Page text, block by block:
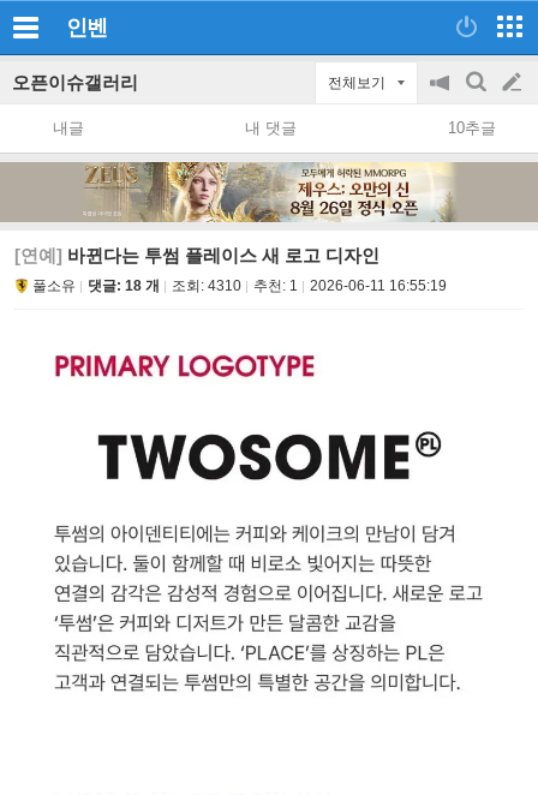
인벤
오픈이슈갤러리 전체보기
공
지
on/off
검
색
글
쓰
내글 내 댓글 10추글
[연예] 바뀐다는 투썸 플레이스 새 로고 디자인
풀소유 댓글: 18 개 조회: 4310 추천: 1 2026-06-11 16:55:19